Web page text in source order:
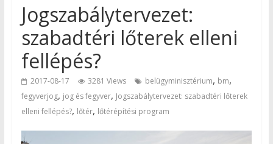
Jogszabálytervezet:
szabadtéri lőterek elleni
fellépés?
2017-08-17 3281 Views belügyminisztérium, bm,
fegyverjog, jog és fegyver, Jogszabálytervezet: szabadtéri lőterek
elleni fellépés?, lőtér, lőtérépítési program